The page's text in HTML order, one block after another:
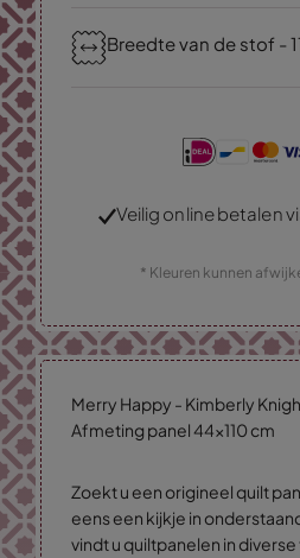
Breedte van de stof -
Veilig online betalen
* Kleuren kunnen
Merry Happy - Kimberly
Afmeting panel 44x110 cm
Zoekt u een origineel quilt
eens een kijkje in
vindt u quiltpanelen in